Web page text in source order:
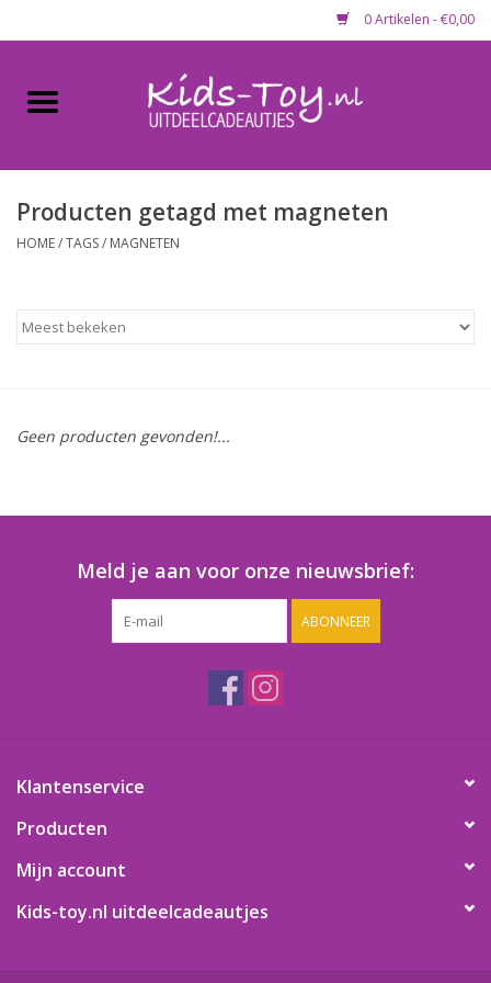
0 Artikelen - €0,00
Home
Gevulde capsules & mixen
Maandaanbieding
Lege capsules
Speelgoedpakketten
Gevulde capsules & mixen
Snoep / kauwgomballen
Producten getagd met magneten
HOME/TAGS/ MAGNETEN
Geen producten gevonden!...
Meld je aan voor onze nieuwsbrief:
ABONNEER
Klantenservice
Producten
Mijn account
Kids-toy.nl uitdeelcadeautjes